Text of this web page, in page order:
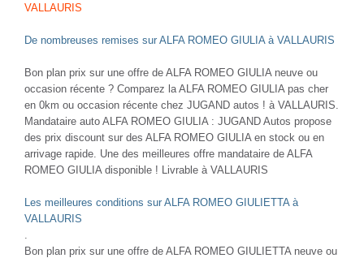
VALLAURIS
De nombreuses remises sur ALFA ROMEO GIULIA à VALLAURIS
Bon plan prix sur une offre de ALFA ROMEO GIULIA neuve ou
occasion récente ? Comparez la ALFA ROMEO GIULIA pas cher
en 0km ou occasion récente chez JUGAND autos ! à VALLAURIS.
Mandataire auto ALFA ROMEO GIULIA : JUGAND Autos propose
des prix discount sur des ALFA ROMEO GIULIA en stock ou en
arrivage rapide. Une des meilleures offre mandataire de ALFA
ROMEO GIULIA disponible ! Livrable à VALLAURIS
Les meilleures conditions sur ALFA ROMEO GIULIETTA à
VALLAURIS
Bon plan prix sur une offre de ALFA ROMEO GIULIETTA neuve ou